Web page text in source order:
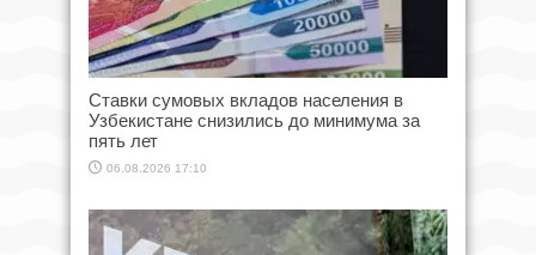
Ставки сумовых вкладов населения в
Узбекистане снизились до минимума за
пять лет
06.08.2026 17:10